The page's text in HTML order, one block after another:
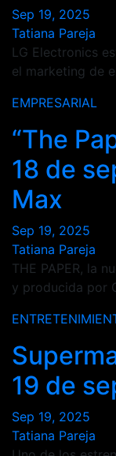
Sep 19, 2025
Tatiana Pareja
LG Electronics
el marketing de
EMPRESARIAL
“The
18 de
Max
Sep 19, 2025
Tatiana Pareja
THE PAPER, la
y producida por
19 de
Sep 19, 2025
Tatiana Pareja